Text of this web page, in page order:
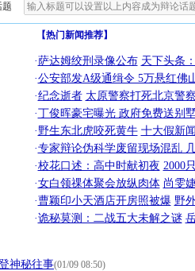
题
【热门新闻推荐】
·萨达姆绞刑录像公布 天下头条
·公安部发A级通缉令 5万悬红佛
·纪念逝者 太原警察打死北京警
·丁俊晖豪宅曝光 政府免费送别
·野生东北虎咬死黄牛 十大假新
·专家辩论伪科学废留现场混乱
·校花口述：高中时献初夜 2000
·女白领祼体聚会放纵肉体 尚雯
·曹颖印小天酒店开房照被爆 野
·诡秘莫测：二战五大未解之谜
神秘往事(01/09 08:50)